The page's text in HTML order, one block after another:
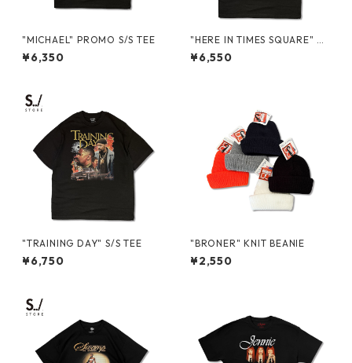
"MICHAEL" PROMO S/S TEE
¥6,350
"HERE IN TIMES SQUARE" PR
OMO S/S TEE
¥6,550
"TRAINING DAY" S/S TEE
¥6,750
"BRONER" KNIT BEANIE
¥2,550